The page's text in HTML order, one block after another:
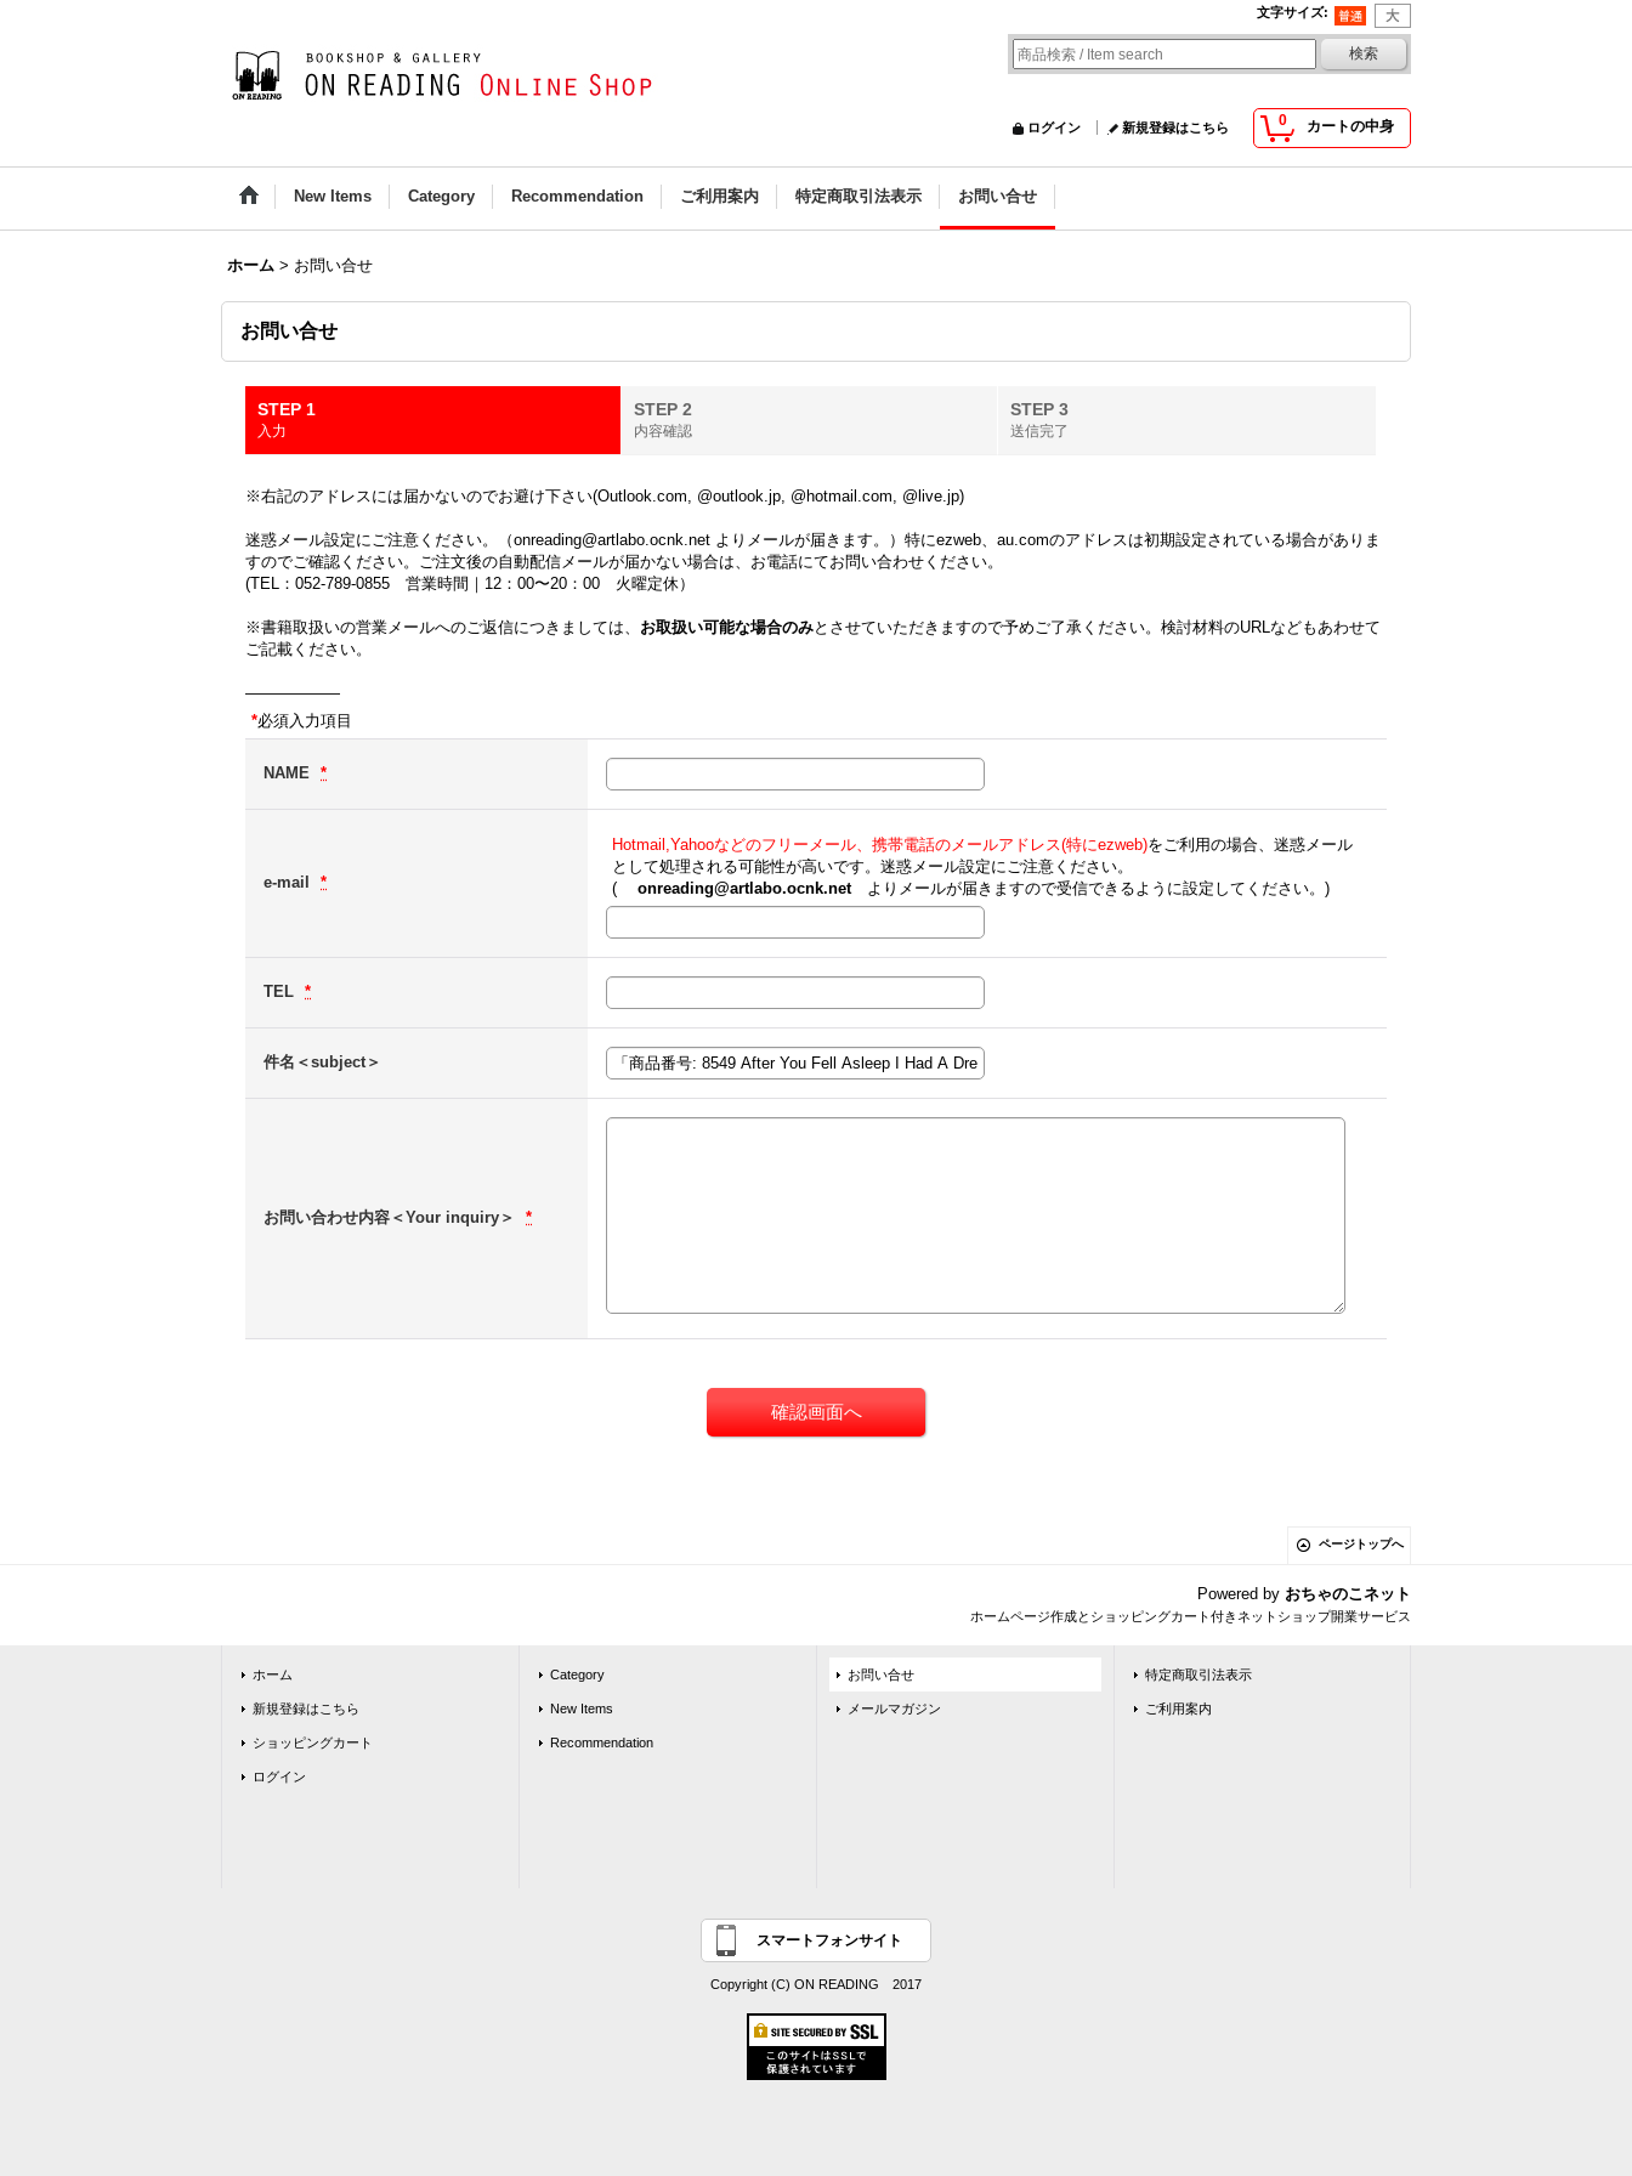
文字サイズ:
0 カートの中身
ログイン 新規登録はこちら
New Items Category Recommendation ご利用案内 特定商取引法表示 お問い合せ
ホーム > お問い合せ
お問い合せ
STEP 1
入力
STEP 2
内容確認
STEP 3
送信完了
※右記のアドレスには届かないのでお避け下さい(Outlook.com, @outlook.jp, @hotmail.com, @live.jp)
迷惑メール設定にご注意ください。（onreading@artlabo.ocnk.net よりメールが届きます。）特にezweb、au.comのアドレスは初期設定されている場合がありま
すのでご確認ください。ご注文後の自動配信メールが届かない場合は、お電話にてお問い合わせください。
(TEL：052-789-0855 営業時間｜12：00〜20：00 火曜定休）
※書籍取扱いの営業メールへのご返信につきましては、 お取扱い可能な場合のみとさせていただきますので予めご了承ください。検討材料のURLなどもあわせて
ご記載ください。
――――――
*必須入力項目
NAME *
e-mail *
Hotmail,Yahooなどのフリーメール、携帯電話のメールアドレス(特にezweb)をご利用の場合、迷惑メール
として処理される可能性が高いです。迷惑メール設定にご注意ください。
( onreading@artlabo.ocnk.netよりメールが届きますので受信できるように設定してください。)
TEL *
件名＜subject＞
お問い合わせ内容＜Your inquiry＞ *
ページトップへ
Powered by おちゃのこネット
ホームページ作成とショッピングカート付きネットショップ開業サービス
ホーム
新規登録はこちら
ショッピングカート
ログイン
Category
New Items
Recommendation
お問い合せ
メールマガジン
特定商取引法表示
ご利用案内
スマートフォンサイト
Copyright (C) ON READING 2017